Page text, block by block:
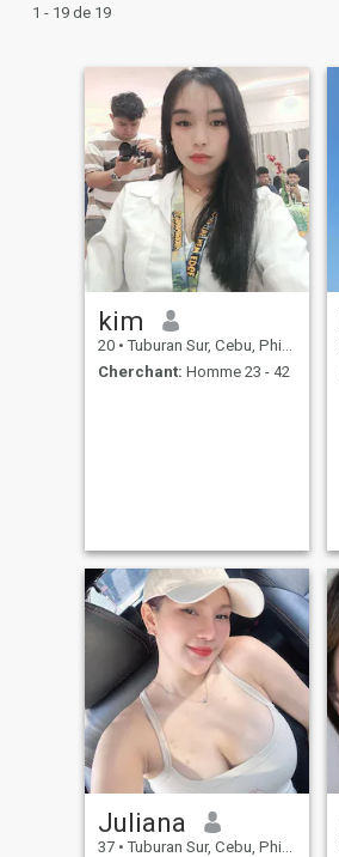
1 - 19 de 19
kim
20 • Tuburan Sur, Cebu, Philippines
Cherchant: Homme 23 - 42
Juliana
37 • Tuburan Sur, Cebu, Philippines